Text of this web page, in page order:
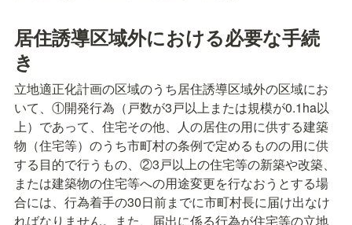
居住誘導区域外における必要な手続
き
立地適正化計画の区域のうち居住誘導区域外の区域にお
いて、①開発行為（戸数が3戸以上または規模が0.1ha以
上）であって、住宅その他、人の居住の用に供する建築
物（住宅等）のうち市町村の条例で定めるものの用に供
する目的で行うもの、②3戸以上の住宅等の新築や改築、
または建築物の住宅等への用途変更を行なおうとする場
合には、行為着手の30日前までに市町村長に届け出なけ
ればなりません。また、届出に係る行為が住宅等の立地